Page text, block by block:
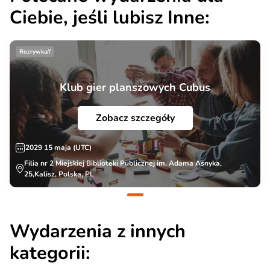
Ciebie, jeśli lubisz Inne:
Rozrywka//
Klub gier planszowych Cubus
Zobacz szczegóły
2029 15 maja (UTC)
Filia nr 2 Miejskiej Biblioteki Publicznej im. Adama Asnyka,
25,Kalisz, Polska, PL
Wydarzenia z innych
kategorii: